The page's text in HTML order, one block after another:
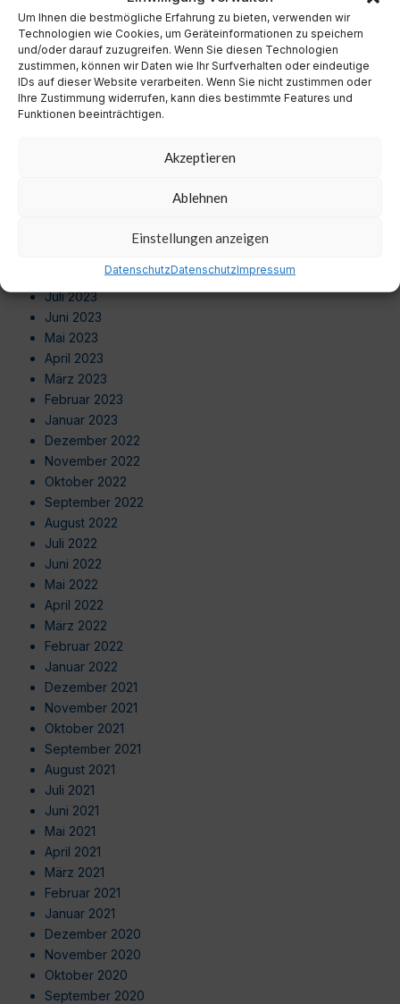
Um Ihnen die bestmögliche Erfahrung zu bieten, verwenden wir
Technologien wie Cookies, um Geräteinformationen zu speichern
und/oder darauf zuzugreifen. Wenn Sie diesen Technologien
zustimmen, können wir Daten wie Ihr Surfverhalten oder eindeutige
IDs auf dieser Website verarbeiten. Wenn Sie nicht zustimmen oder
Ihre Zustimmung widerrufen, kann dies bestimmte Features und
Funktionen beeinträchtigen.
Akzeptieren
Ablehnen
Einstellungen anzeigen
DatenschutzDatenschutzImpressum
August 2024
Juli 2024
Juni 2024
Mai 2024
April 2024
August 2023
Juli 2023
Juni 2023
Mai 2023
April 2023
März 2023
Februar 2023
Januar 2023
Dezember 2022
November 2022
Oktober 2022
September 2022
August 2022
Juli 2022
Juni 2022
Mai 2022
April 2022
März 2022
Februar 2022
Januar 2022
Dezember 2021
November 2021
Oktober 2021
September 2021
August 2021
Juli 2021
Juni 2021
Mai 2021
April 2021
März 2021
Februar 2021
Januar 2021
Dezember 2020
November 2020
Oktober 2020
September 2020